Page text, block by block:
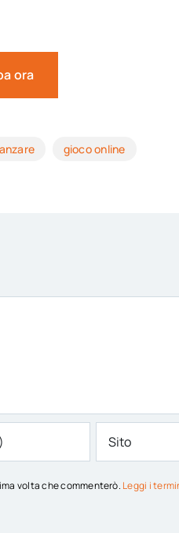
ora
gioco online
volta che commenterò. Leggi i